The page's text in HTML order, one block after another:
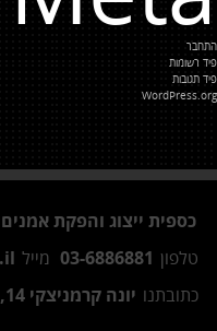
התחבר
פיד רשומות
פיד תגובות
WordPress.org
כספית ייצוג והפקת
טלפון 03-6886881 מייל
כתובתנו יונה קרמניצקי 14, קומה ג, תל אביב.